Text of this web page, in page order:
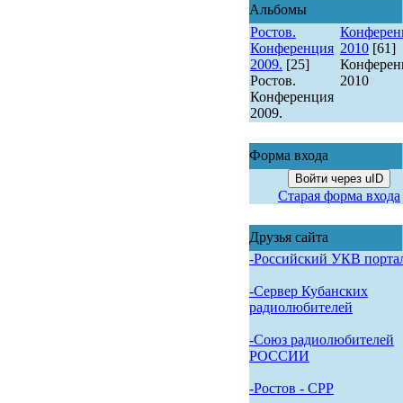
Альбомы
Ростов.
Конференция
2009. [25]
Ростов.
Конференция
2009.
2010 [61]
2010
Форма входа
Войти через uID
Старая форма входа
Друзья сайта
-Российский УКВ
-Сервер Кубанских
радиолюбителей
-Союз радиолюбителей
РОССИИ
-Pостов - CPP